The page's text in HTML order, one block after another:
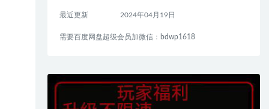
最近更新 2024年04月19日
需要百度网盘超级会员加微信：bdwp1618